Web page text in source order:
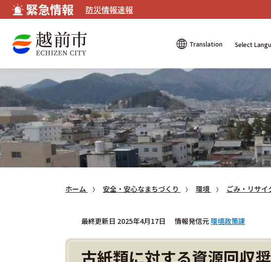
緊急情報 防災情報速報
Translation Select
ホーム 安全・安心なまちづくり 環境 ごみ・リサイ
最終更新日 2025年4月17日 情報発信元環境政策課
古紙類に対する資源回収